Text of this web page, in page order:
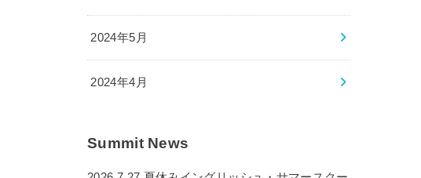
2024年5月
2024年4月
Summit News